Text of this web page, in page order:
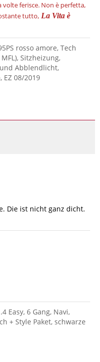
volte ferisce. Non è perfetta,
tutto, La Vita è
rosso amore, Tech
Sitzheizung,
Abblendlicht,
08/2019
Die ist nicht ganz dicht.
Easy, 6 Gang, Navi,
+ Style Paket, schwarze